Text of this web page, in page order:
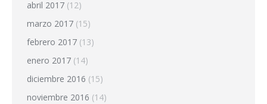
abril 2017 (12)
marzo 2017 (15)
febrero 2017 (13)
enero 2017 (14)
diciembre 2016 (15)
noviembre 2016 (14)